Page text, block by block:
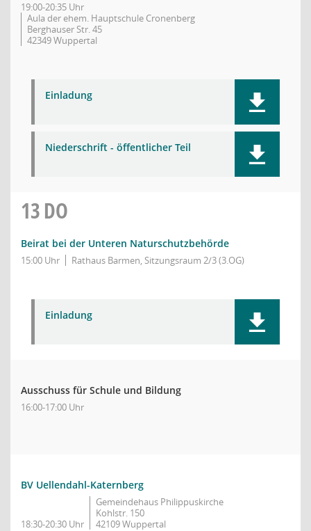
19:00-20:35 Uhr
Aula der ehem. Hauptschule Cronenberg
Berghauser Str. 45
42349 Wuppertal
Einladung
Niederschrift - öffentlicher Teil
13DO
Beirat bei der Unteren Naturschutzbehörde
15:00 Uhr Rathaus Barmen, Sitzungsraum 2/3 (3.OG)
Einladung
Ausschuss für Schule und Bildung
16:00-17:00 Uhr
BV Uellendahl-Katernberg
18:30-20:30 Uhr
Gemeindehaus Philippuskirche
Kohlstr. 150
42109 Wuppertal